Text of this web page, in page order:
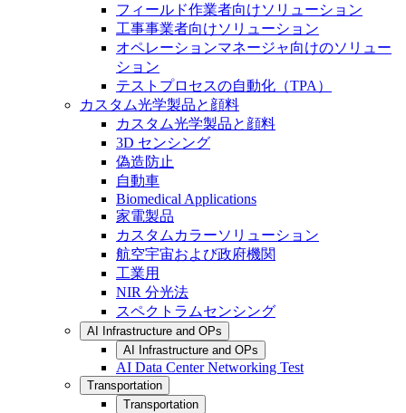
フィールド作業者向けソリューション
工事事業者向けソリューション
オペレーションマネージャ向けのソリュー
ション
テストプロセスの自動化（TPA）
カスタム光学製品と顔料
カスタム光学製品と顔料
3D センシング
偽造防止
自動車
Biomedical Applications
家電製品
カスタムカラーソリューション
航空宇宙および政府機関
工業用
NIR 分光法
スペクトラムセンシング
AI Infrastructure and OPs
AI Infrastructure and OPs
AI Data Center Networking Test
Transportation
Transportation